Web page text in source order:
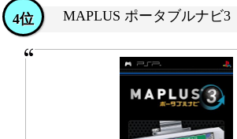
MAPLUS ポータブルナビ3
4位